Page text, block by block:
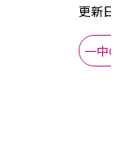
更新日
一中